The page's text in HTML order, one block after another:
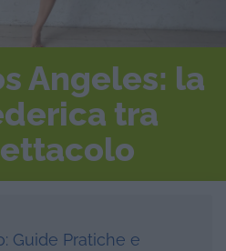
Angeles: la
tra
Guide Pratiche e